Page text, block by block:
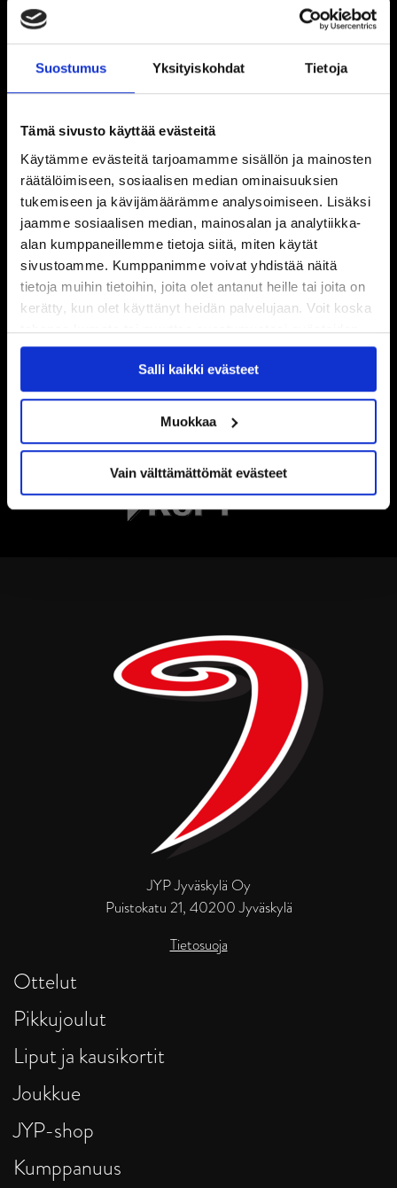
Suostumus Yksityiskohdat Tietoja
Tämä sivusto käyttää evästeitä
Käytämme evästeitä tarjoamamme sisällön ja mainosten
räätälöimiseen, sosiaalisen median ominaisuuksien
tukemiseen ja kävijämäärämme analysoimiseen. Lisäksi
jaamme sosiaalisen median, mainosalan ja analytiikka-
alan kumppaneillemme tietoja siitä, miten käytät
sivustoamme. Kumppanimme voivat yhdistää näitä
tietoja muihin tietoihin, joita olet antanut heille tai joita on
kerätty, kun olet käyttänyt heidän palvelujaan. Voit koska
tahansa kumota tai muuttaa suostumustasi evästeiden
käytöstäEvästeet-sivultamme.
Salli kaikki evästeet
Muokkaa
Vain välttämättömät evästeet
JYP Jyväskylä Oy
Puistokatu 21, 40200 Jyväskylä
Tietosuoja
Ottelut
Pikkujoulut
Liput ja kausikortit
Joukkue
JYP-shop
Kumppanuus